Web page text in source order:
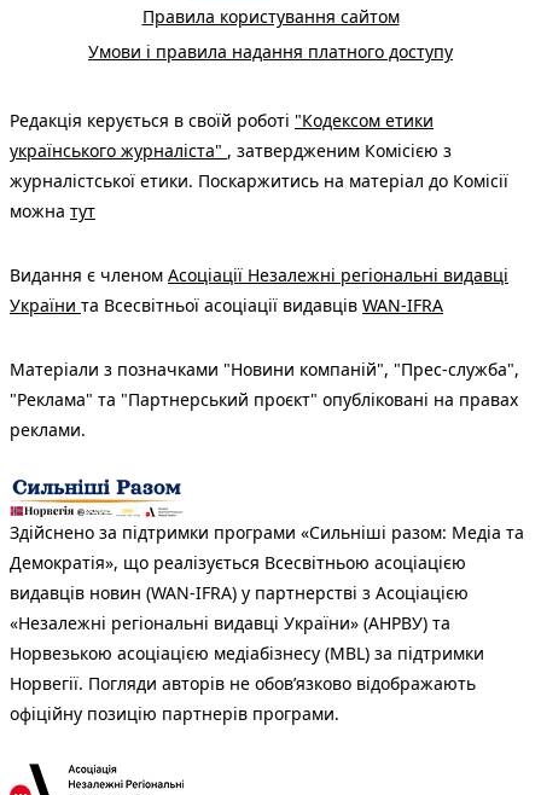
Правила користування сайтом
Умови і правила надання платного доступу
Редакція керується в своїй роботі "Кодексом етики
українського журналіста" , затвердженим Комісією з
журналістської етики. Поскаржитись на матеріал до Комісії
можна тут
Видання є членом Асоціації Незалежні регіональні видавці
України та Всесвітньої асоціації видавців WAN-IFRA
Матеріали з позначками "Новини компаній", "Прес-служба",
"Реклама" та "Партнерський проєкт" опубліковані на правах
реклами.
Здійснено за підтримки програми «Сильніші разом: Медіа та
Демократія», що реалізується Всесвітньою асоціацією
видавців новин (WAN-IFRA) у партнерстві з Асоціацією
«Незалежні регіональні видавці України» (АНРВУ) та
Норвезькою асоціацією медіабізнесу (MBL) за підтримки
Норвегії. Погляди авторів не обов’язково відображають
офіційну позицію партнерів програми.